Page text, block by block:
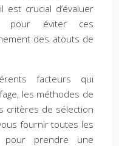
est crucial d’évaluer
pour éviter ces
des atouts de
facteurs qui
les méthodes de
critères de sélection
fournir toutes les
pour prendre une